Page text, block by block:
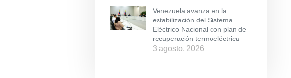
Venezuela avanza en la
estabilización del Sistema
Eléctrico Nacional con plan de
recuperación termoeléctrica
3 agosto, 2026